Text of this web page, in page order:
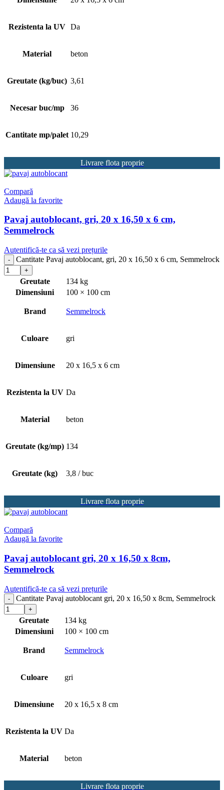
Rezistenta la UV Da
Material beton
Greutate (kg/buc) 3,61
Necesar buc/mp 36
Cantitate mp/palet 10,29
Livrare flota proprie
Compară
Adaugă la favorite
Pavaj autoblocant, gri, 20 x 16,50 x 6 cm,
Semmelrock
Autentifică-te ca să vezi prețurile
Cantitate Pavaj autoblocant, gri, 20 x 16,50 x 6 cm, Semmelrock
Greutate
134 kg
Dimensiuni
100 × 100 cm
Brand Semmelrock
Culoare gri
Dimensiune 20 x 16,5 x 6 cm
Rezistenta la UV Da
Material beton
Greutate (kg/mp) 134
Greutate (kg) 3,8 / buc
Livrare flota proprie
Compară
Adaugă la favorite
Pavaj autoblocant gri, 20 x 16,50 x 8cm,
Semmelrock
Autentifică-te ca să vezi prețurile
Cantitate Pavaj autoblocant gri, 20 x 16,50 x 8cm, Semmelrock
Greutate
134 kg
Dimensiuni
100 × 100 cm
Brand Semmelrock
Culoare gri
Dimensiune 20 x 16,5 x 8 cm
Rezistenta la UV Da
Material beton
Livrare flota proprie